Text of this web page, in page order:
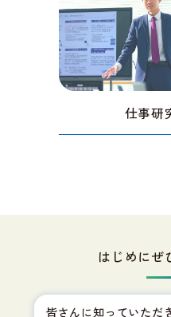
仕事研
はじめにぜ
皆さんに知っていただ